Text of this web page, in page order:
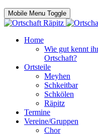
Mobile Menu Toggle
Home
Wie gut kennt
Ortschaft?
Ortsteile
Meyhen
Schkeitbar
Schkölen
Räpitz
Termine
Vereine/Gruppen
Chor